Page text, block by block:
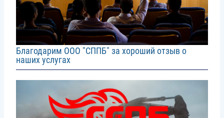
Благодарим ООО "СППБ" за хороший отзыв о
наших услугах